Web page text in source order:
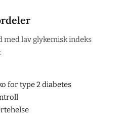
med lav glykemisk indeks
for type 2 diabetes